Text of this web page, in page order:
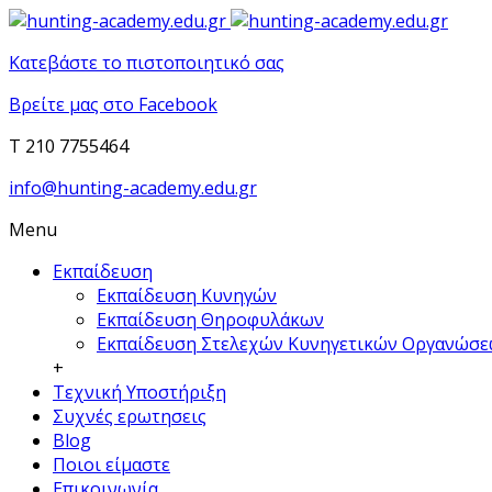
Κατεβάστε το πιστοποιητικό σας
Βρείτε μας στο Facebook
T 210 7755464
info@hunting-academy.edu.gr
Menu
Εκπαίδευση
Εκπαίδευση Κυνηγών
Εκπαίδευση Θηροφυλάκων
Εκπαίδευση Στελεχών Κυνηγετικών
+
Τεχνική Υποστήριξη
Συχνές ερωτησεις
Blog
Ποιοι είμαστε